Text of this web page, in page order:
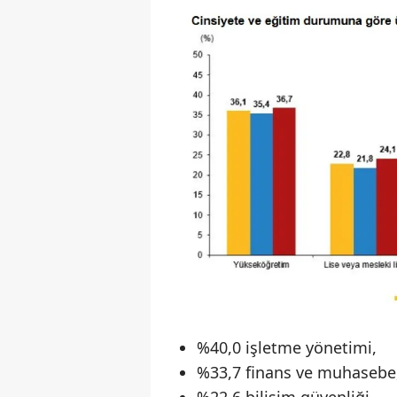
%40,0 işletme yönetimi,
%33,7 finans ve